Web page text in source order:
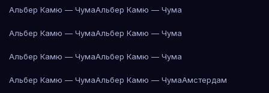
Альбер Камю — ЧумаАльбер Камю — Чума
Альбер Камю — ЧумаАльбер Камю — Чума
Альбер Камю — ЧумаАльбер Камю — Чума
Альбер Камю — ЧумаАльбер Камю — ЧумаАмстердам